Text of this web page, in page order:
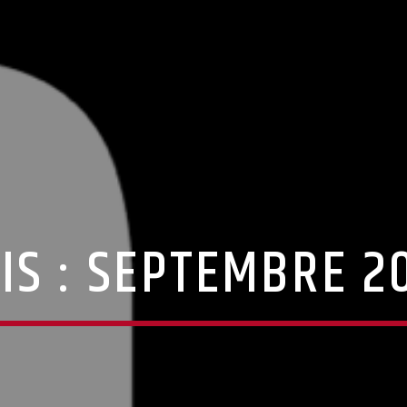
: SEPTEMBRE